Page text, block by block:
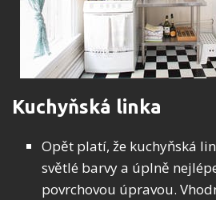
Kuchyňská linka
Opět platí, že kuchyňská
světlé barvy a úplně
povrchovou úpravou.